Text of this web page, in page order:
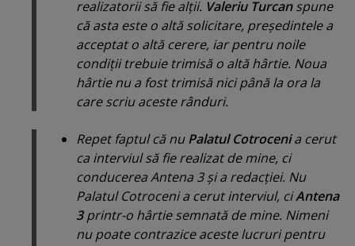
realizatorii să fie alţii. Valeriu Turcanspune
că asta este o altă solicitare, preşedintele a
acceptat o altă cerere, iar pentru noile
condiţii trebuie trimisă o altă hârtie. Noua
hârtie nu a fost trimisă nici până la ora la
care scriu aceste rânduri.
Repet faptul că nuPalatul Cotrocenia cerut
ca interviul să fie realizat de mine, ci
conducerea Antena 3 şi a redacţiei. Nu
Palatul Cotroceni a cerut interviul, ciAntena
3printr-o hârtie semnată de mine. Nimeni
nu poate contrazice aceste lucruri pentru